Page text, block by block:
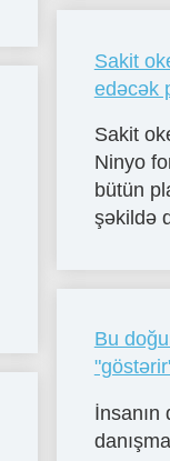
Sakit
edəcək
Sakit
Ninyo
bütün
şəkildə
Bu
İnsanın